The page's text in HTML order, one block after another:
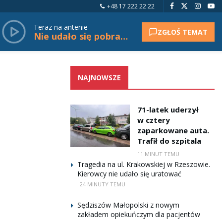
+48 17 222 22 22
Teraz na antenie
Nie udało się pobrać tytułu. ZGŁOŚ TEMAT
NAJNOWSZE
71-latek uderzył
w cztery
zaparkowane auta.
Trafił do szpitala
11 MINUT TEMU
Tragedia na ul. Krakowskiej w Rzeszowie.
Kierowcy nie udało się uratować
24 MINUTY TEMU
Sędziszów Małopolski z nowym
zakładem opiekuńczym dla pacjentów